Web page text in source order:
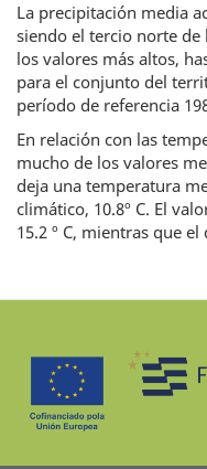
La precipitación media
siendo el tercio norte de
los valores más altos,
para el conjunto del
período de referencia
En relación con las
mucho de los valores
deja una temperatura
climático, 10.8º C. El
15.2 º C, mientras que